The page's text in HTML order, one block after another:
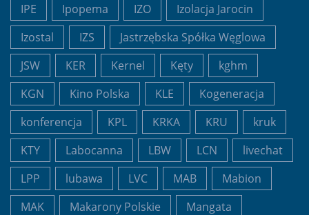
IPE
Ipopema IZO
Izolacja Jarocin
Izostal
IZS
Jastrzębska Spółka Węglowa
JSW
KER Kernel Kęty
kghm
KGN
Kino Polska KLE
Kogeneracja
konferencja
KPL KRKA KRU
kruk
KTY
Labocanna LBW LCN
livechat
LPP
lubawa LVC MAB
Mabion
MAK
Makarony Polskie Mangata